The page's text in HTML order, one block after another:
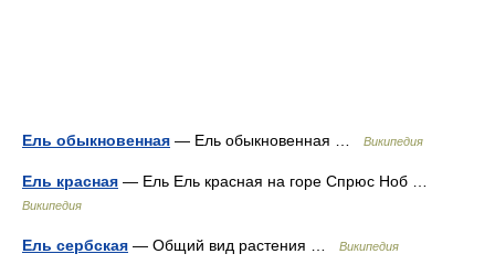
Ель обыкновенная — Ель обыкновенная … Википедия
Ель красная — Ель Ель красная на горе Спрюс Ноб …
Википедия
Ель сербская — Общий вид растения … Википедия